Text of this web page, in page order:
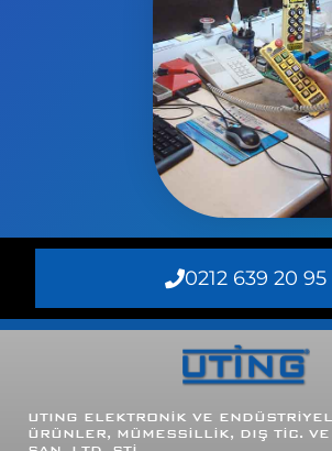
0212 639 20 95
UTING ELEKTRONİK VE ENDÜSTRİYEL
ÜRÜNLER, MÜMESSİLLİK, DIŞ TİC. VE